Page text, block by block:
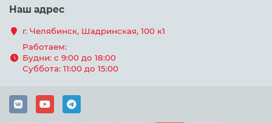
Наш адрес
г. Челябинск, Шадринская, 100 к1
Работаем:
Будни: с 9:00 до 18:00
Суббота: 11:00 до 15:00